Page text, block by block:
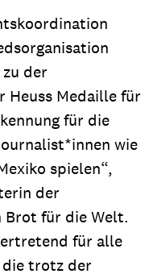
der
Heuss Medaille für
für die
wie
spielen“,
der
Brot für die Welt.
für alle
trotz der